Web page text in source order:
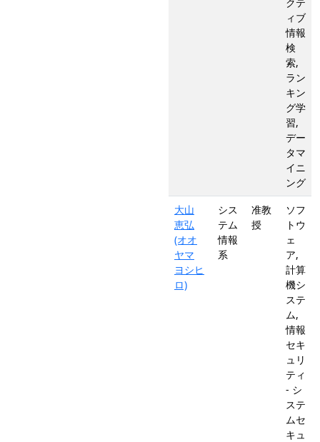
ィブ
情報
検
索,
ラン
キン
グ学
習,
デー
タマ
イニ
ング
大山
恵弘
(オオ
ヤマ
ヨシヒ
ロ)
シス
テム
情報
系
准教
授
ソフ
トウ
ェ
ア,
計算
機シ
ステ
ム,
情報
セキ
ュリ
ティ
- シ
ステ
ムセ
キュ